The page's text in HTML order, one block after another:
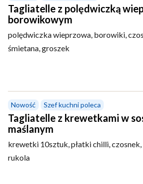
Tagliatelle z polędwiczką
borowikowym
polędwiczka wieprzowa, borowiki,
śmietana, groszek
Nowość Szef kuchni poleca
Tagliatelle z krewetkami w
maślanym
krewetki 10sztuk, płatki chilli,
rukola